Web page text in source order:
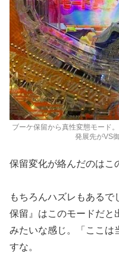
ブーケ保留から真性変態モード
発展先がVS
保留変化が絡んだのはこ
もちろんハズレもある
保留』はこのモードだと
みたいな感じ。「ここは
すな。